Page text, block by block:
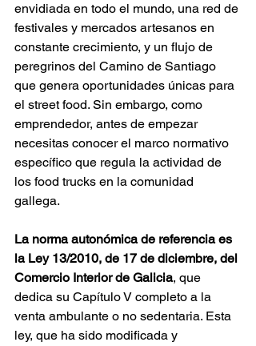
envidiada en todo el mundo, una red de
festivales y mercados artesanos en
constante crecimiento, y un flujo de
peregrinos del Camino de Santiago
que genera oportunidades únicas para
el street food. Sin embargo, como
emprendedor, antes de empezar
necesitas conocer el marco normativo
específico que regula la actividad de
los food trucks en la comunidad
gallega.
La norma autonómica de referencia es
la Ley 13/2010, de 17 de diciembre, del
Comercio Interior de Galicia, que
dedica su Capítulo V completo a la
venta ambulante o no sedentaria. Esta
ley, que ha sido modificada y